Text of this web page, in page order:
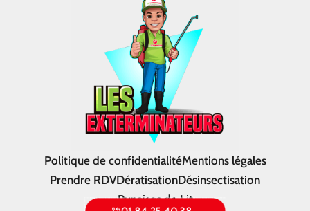
Politique de confidentialitéMentions légales
Prendre RDVDératisationDésinsectisation
Punaises de Lit